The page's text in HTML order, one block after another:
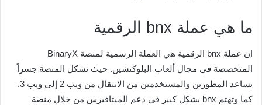
ما هي عملة bnx الرقمية
إن عملة bnx الرقمية هي العملة الرسمية لمنصة BinaryX
المتخصصة في مجال ألعاب البلوكتشين. حيث تشكل المنصة جسراً
يساعد المطورين والمستخدمين من الانتقال من ويب 2 إلى ويب 3.
كما وتهتم bnx بشكل كبير في دعم الميتافيرس من خلال منصة